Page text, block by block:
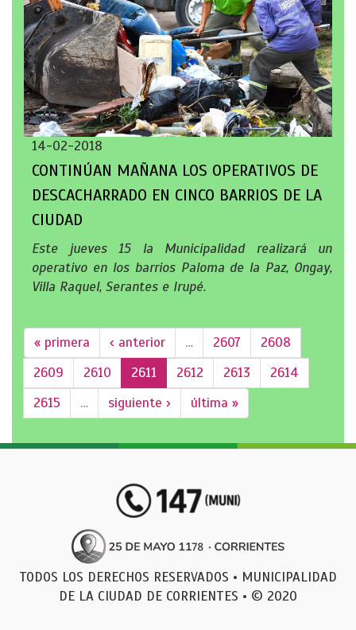
14-02-2018
CONTINÚAN MAÑANA LOS OPERATIVOS DE
DESCACHARRADO EN CINCO BARRIOS DE LA
CIUDAD
Este jueves 15 la Municipalidad realizará un
operativo en los barrios Paloma de la Paz, Ongay,
Villa Raquel, Serantes e Irupé.
« primera ‹ anterior … 2607
2608
2609
2610 2611 2612 2613
2614
2615
… siguiente › última »
TODOS LOS DERECHOS RESERVADOS • MUNICIPALIDAD
DE LA CIUDAD DE CORRIENTES • © 2020